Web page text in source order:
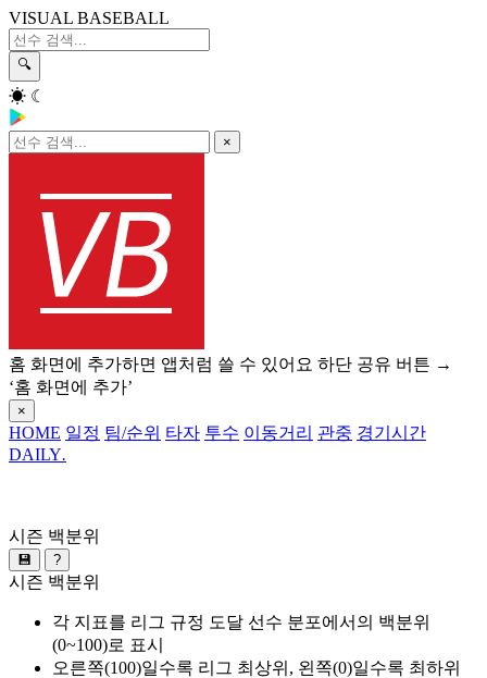
VISUAL BASEBALL
🔍
☀ ☾
×
홈 화면에 추가하면 앱처럼 쓸 수 있어요 하단 공유 버튼 →
‘홈 화면에 추가’
×
HOME 일정 팀/순위 타자 투수 이동거리 관중 경기시간
DAILY.
시즌 백분위
💾 ?
시즌 백분위
각 지표를 리그 규정 도달 선수 분포에서의 백분위
(0~100)로 표시
오른쪽(100)일수록 리그 최상위, 왼쪽(0)일수록 최하위